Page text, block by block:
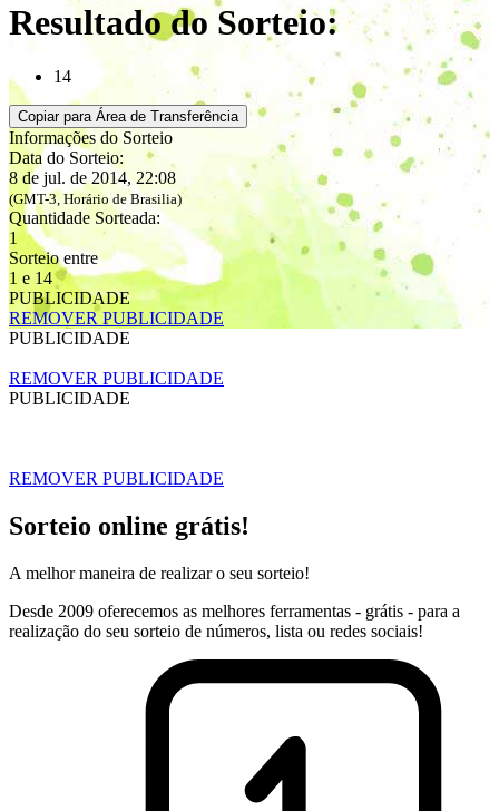
Resultado do Sorteio:
14
Copiar para Área de Transferência
Informações do Sorteio
Data do Sorteio:
8 de jul. de 2014, 22:08
(GMT-3, Horário de Brasilia)
Quantidade Sorteada:
1
Sorteio entre
1 e 14
PUBLICIDADE
REMOVER PUBLICIDADE
PUBLICIDADE
REMOVER PUBLICIDADE
PUBLICIDADE
REMOVER PUBLICIDADE
Sorteio online grátis!
A melhor maneira de realizar o seu sorteio!
Desde 2009 oferecemos as melhores ferramentas - grátis - para a
realização do seu sorteio de números, lista ou redes sociais!